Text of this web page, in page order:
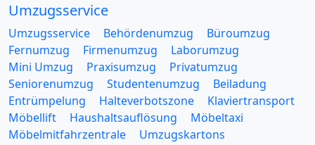
Umzugsservice
Umzugsservice Behördenumzug
Büroumzug
Fernumzug
Firmenumzug
Laborumzug
Mini Umzug
Praxisumzug
Privatumzug
Seniorenumzug
Studentenumzug
Beiladung
Entrümpelung
Halteverbotszone
Klaviertransport
Möbellift
Haushaltsauflösung
Möbeltaxi
Möbelmitfahrzentrale
Umzugskartons